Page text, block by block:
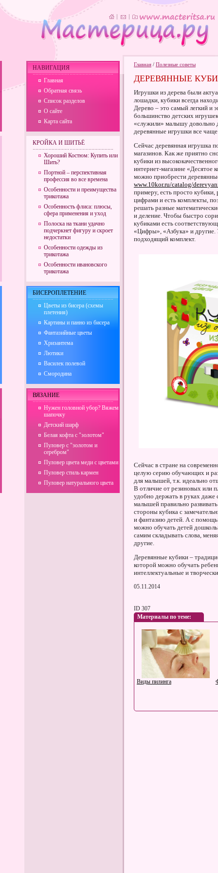
Главная / Полезные советы
ДЕРЕВЯННЫЕ
Игрушки из дерева были
лошадки, кубики всегда
Дерево – это самый легкий и
большинство детских
«служили» малышу довольно
деревянные игрушки все
Сейчас деревянная игрушка
магазинов. Как же приятно
кубики из
интернет-магазине «Десятое
можно приобрести
www.10kor.ru/catalog/
примеру, есть просто
цифрами и есть комплекты,
решать разные
и деление. Чтобы быстро
кубиками есть
«Цифры», «Азбука» и другие.
подходящий комплект.
Сейчас в стране на
целую серию обучающих и
для малышей, т.к. идеально
В отличие от резиновых или
удобно держать в руках
малышей правильно
стороны кубика с
и фантазию детей. А с
можно обучать детей
самим складывать слова,
другие.
Деревянные кубики –
которой можно обучать
интеллектуальные и
05.11.2014
ID 307
Материалы по теме:
Виды пилинга
НАВИГАЦИЯ
Главная
Обратная связь
Список разделов
О сайте
Карта сайта
КРОЙКА И ШИТЬЁ
Хороший Костюм: Купить или
Шить?
Портной – перспективная
профессия во все времена
Особенности и преимущества
трикотажа
Особенность флиса: плюсы,
сфера применения и уход
Полоска на ткани удачно
подчеркнет фигуру и скроет
недостатки
Особенности одежды из
трикотажа
Особенности ивановского
трикотажа
БИСЕРОПЛЕТЕНИЕ
Цветы из бисера (схемы
плетения)
Картины и панно из бисера
Фантазийные цветы
Хризантема
Лютики
Василек полевой
Смородина
ВЯЗАНИЕ
Нужен головной убор? Вяжем
шапочку
Детский шарф
Белая кофта с "золотом"
Пуловер с "золотом и
серебром"
Пуловер цвета меди с цветами
Пуловер стиль кармен
Пуловер натурального цвета